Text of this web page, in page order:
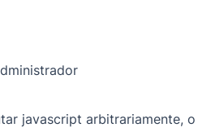
javascript arbitrariamente,